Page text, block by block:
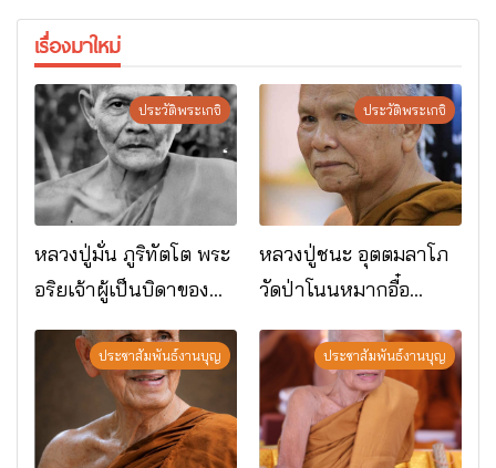
เรื่องมาใหม่
ประวัติพระเกจิ
หลวงปู่มั่น ภูริทัตโต พระ
อริยเจ้าผู้เป็นบิดาของ
พระกรรมฐาน
ประวัติพระเกจิ
หลวงปู่ชนะ อุตตมลาโภ
วัดป่าโนนหมากอื๋อ
อ.เมือง จ.มหาสารคาม
ประชาสัมพันธ์งานบุญ ประชาสัมพันธ์งานบุญ